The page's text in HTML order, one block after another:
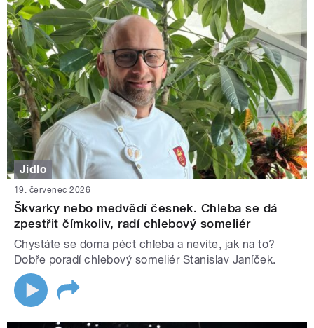
Jídlo
19. červenec 2026
Škvarky nebo medvědí česnek. Chleba se dá
zpestřit čímkoliv, radí chlebový someliér
Chystáte se doma péct chleba a nevíte, jak na to?
Dobře poradí chlebový someliér Stanislav Janíček.